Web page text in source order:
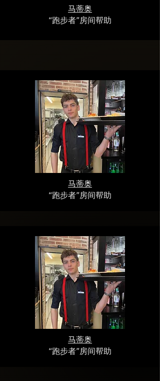
马蒂奥
“跑步者”房间帮助
马蒂奥
“跑步者”房间帮助
马蒂奥
“跑步者”房间帮助